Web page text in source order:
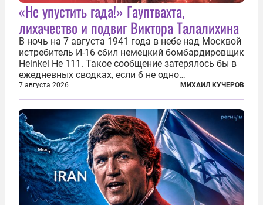
«Не упустить гада!» Гауптвахта,
лихачество и подвиг Виктора Талалихина
В ночь на 7 августа 1941 года в небе над Москвой
истребитель И-16 сбил немецкий бомбардировщик
Heinkel He 111. Такое сообщение затерялось бы в
ежедневных сводках, если б не одно
обстоятельство. Это был один из первых в
истории отечественной авиации ночных таранов.
У пилота — младшего лейтенанта...
7 августа 2026 МИХАИЛ КУЧЕРОВ